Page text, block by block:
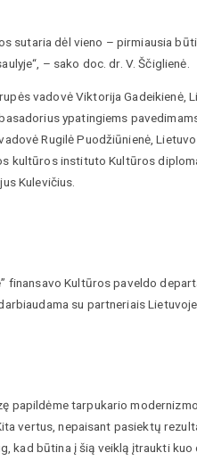
sutaria dėl vieno – pirmiausia
– sako doc. dr. V. Ščiglienė.
vadovė Viktorija Gadeikienė,
ypatingiems
Rugilė Puodžiūnienė,
kultūros instituto Kultūros
Kulevičius.
finansavo Kultūros paveldo
su partneriais
papildėme tarpukario
vertus, nepaisant pasiektų
kad būtina į šią veiklą įtraukti